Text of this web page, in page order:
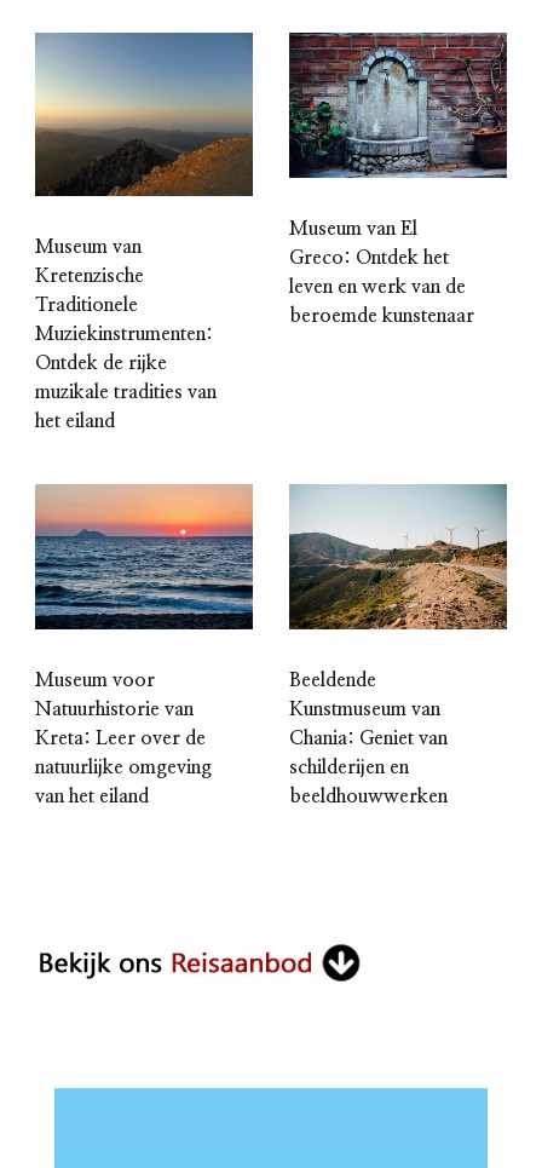
Museum van
Kretenzische
Traditionele
Muziekinstrumenten:
Ontdek de rijke
muzikale tradities van
het eiland
Museum van El
Greco: Ontdek het
leven en werk van de
beroemde kunstenaar
Museum voor
Natuurhistorie van
Kreta: Leer over de
natuurlijke omgeving
van het eiland
Beeldende
Kunstmuseum van
Chania: Geniet van
schilderijen en
beeldhouwwerken